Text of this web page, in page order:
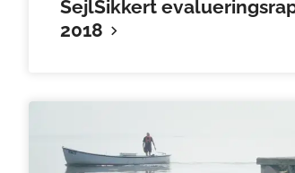
SejlSikkert
2018